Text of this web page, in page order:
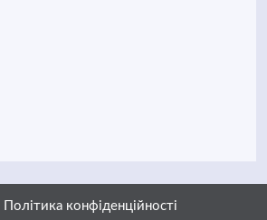
Політика конфіденційності